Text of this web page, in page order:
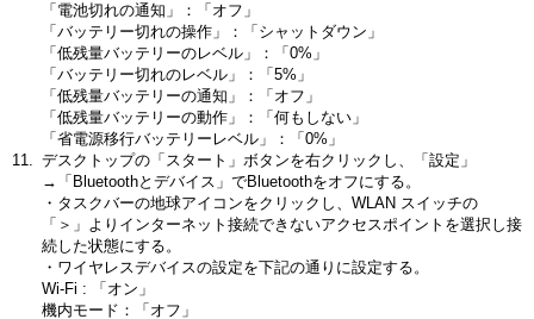
「電池切れの通知」：「オフ」
「バッテリー切れの操作」：「シャットダウン」
「低残量バッテリーのレベル」：「0%」
「バッテリー切れのレベル」：「5%」
「低残量バッテリーの通知」：「オフ」
「低残量バッテリーの動作」：「何もしない」
「省電源移行バッテリーレベル」：「0%」
デスクトップの「スタート」ボタンを右クリックし、「設定」
→「Bluetoothとデバイス」でBluetoothをオフにする。
・タスクバーの地球アイコンをクリックし、WLAN スイッチの
「＞」よりインターネット接続できないアクセスポイントを選択し接
続した状態にする。
・ワイヤレスデバイスの設定を下記の通りに設定する。
Wi-Fi : 「オン」
機内モード：「オフ」